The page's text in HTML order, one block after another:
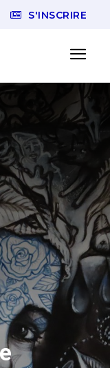
S'INSCRIRE